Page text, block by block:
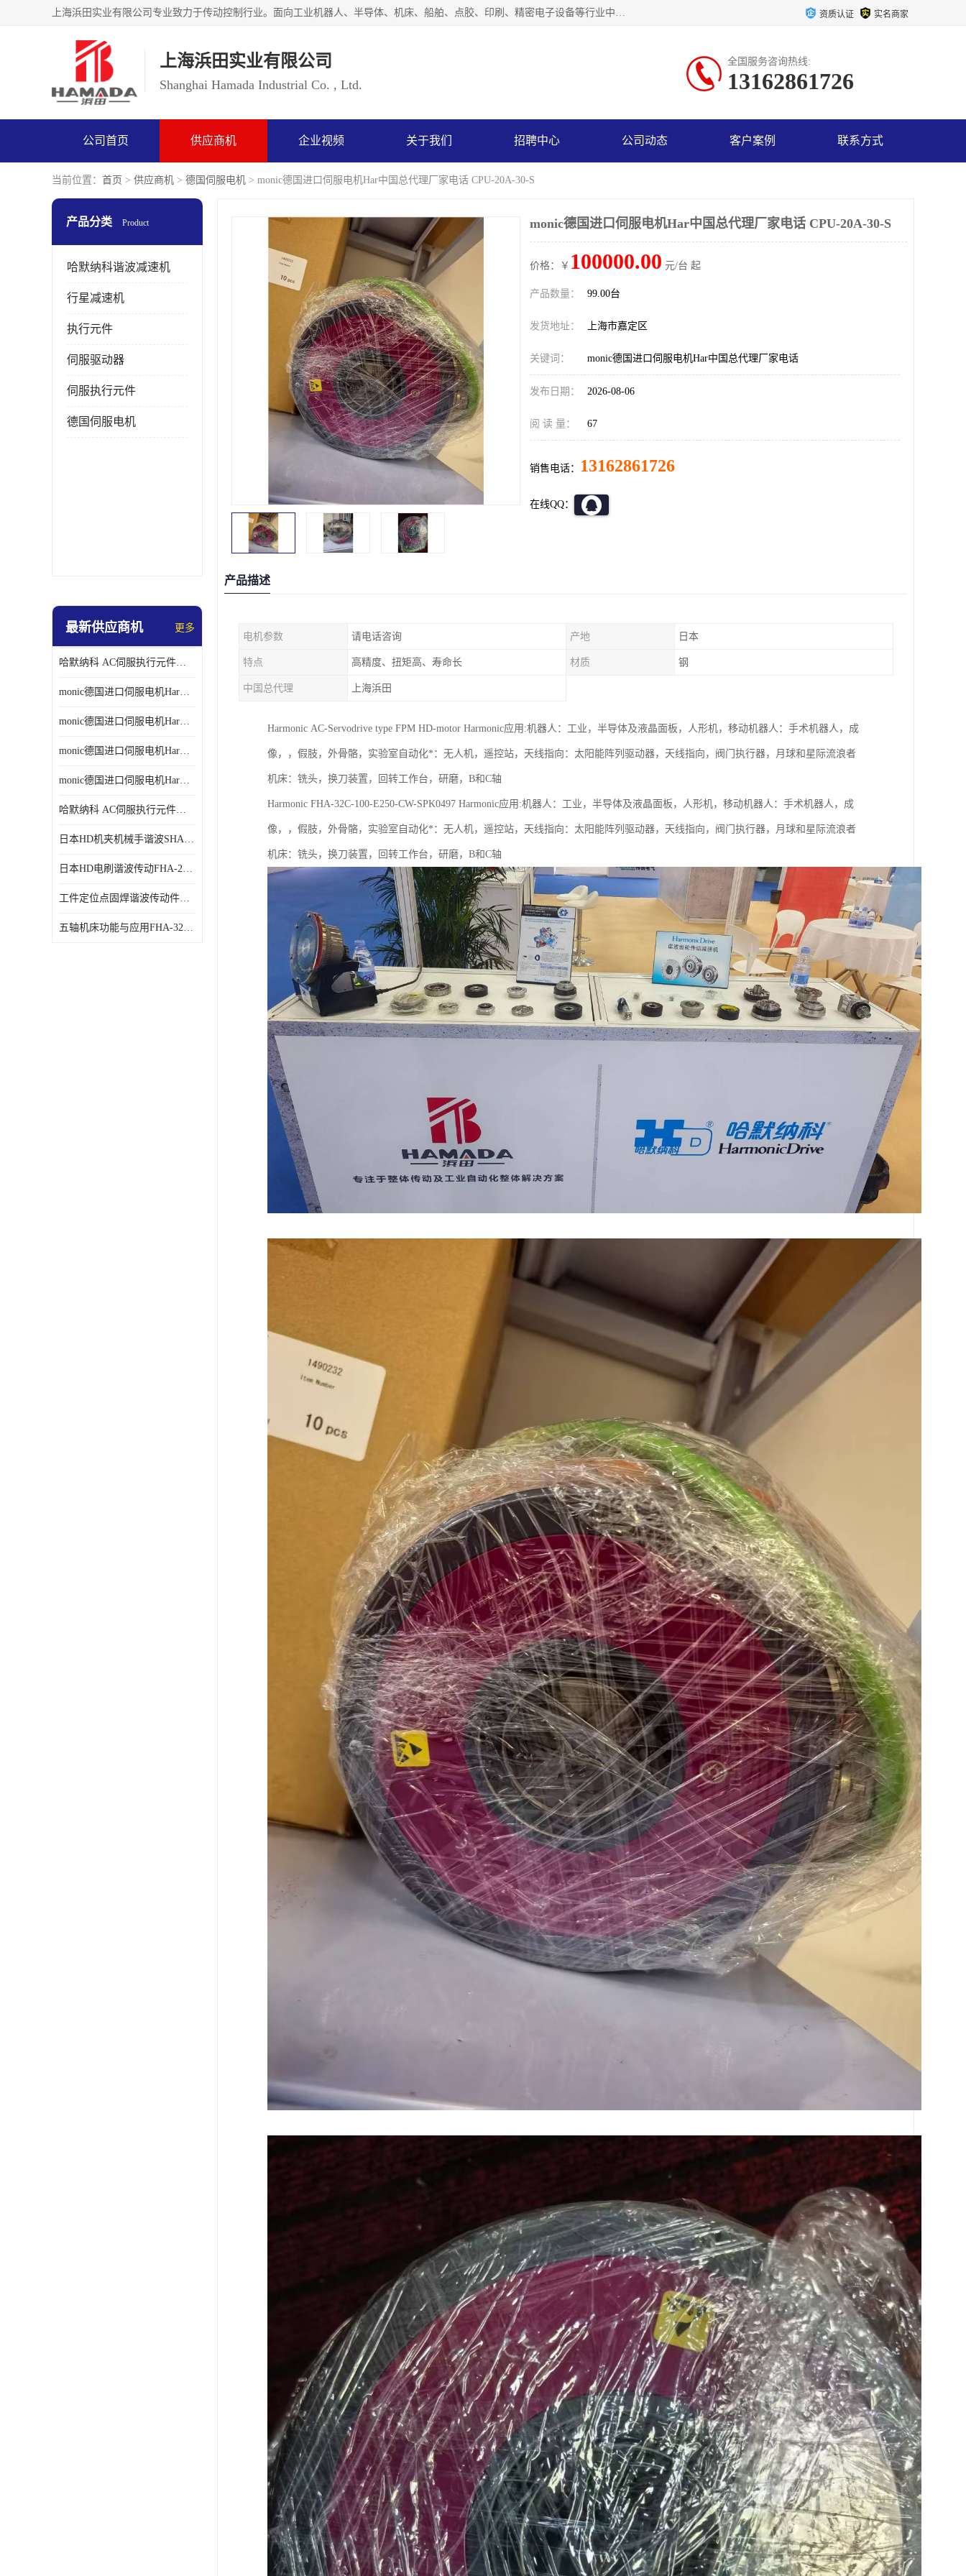
上海浜田实业有限公司专业致力于传动控制行业。面向工业机器人、半导体、机床、船舶、点胶、印刷、精密电子设备等行业中的运动控制技术。为日本哈默纳科（HarmonicDrive简称HD）中国地区定代理商，其生产的HarmonicDrive谐波减速机，具有轻量、小型、传动效率高、减速范围广、精度高等特点，被广泛应用于各种传动系统中。完善的技术，完善的售后，让您的选择无后顾之忧，欢迎您的来电洽谈！ 资质认证 实名商家
上海浜田实业有限公司
Shanghai Hamada Industrial Co. , Ltd.
全国服务咨询热线:
13162861726
公司首页 供应商机 企业视频 关于我们 招聘中心 公司动态 客户案例 联系方式
当前位置： 首页 > 供应商机 > 德国伺服电机 > monic德国进口伺服电机Har中国总代理厂家电话 CPU-20A-30-S
产品分类 Product
哈默纳科谐波减速机
行星减速机
执行元件
伺服驱动器
伺服执行元件
德国伺服电机
最新供应商机 更多
哈默纳科 AC伺服执行元件扁平型SHA系列 议价
monic德国进口伺服电机Har中国总代理单价
monic德国进口伺服电机Har中国总代理代理
monic德国进口伺服电机Har中国总代理公司
monic德国进口伺服电机Har中国总代理供应
哈默纳科 AC伺服执行元件扁平型SHA系列
日本HD机夹机械手谐波SHA32A120CG-B12B
日本HD电刷谐波传动FHA-25C-50-E250-C
工件定位点固焊谐波传动件哈默纳科CSF-45-100-2UH
五轴机床功能与应用FHA-32C-50-US250
monic德国进口伺服电机Har中国总代理厂家电话 CPU-20A-30-S
价格：￥ 100000.00 元/台 起
产品数量： 99.00台
发货地址： 上海市嘉定区
关键词： monic德国进口伺服电机Har中国总代理厂家电话
发布日期： 2026-08-06
阅 读 量： 67
销售电话： 13162861726
在线QQ：
产品描述
电机参数 请电话咨询 产地 日本
特点 高精度、扭矩高、寿命长 材质 钢
中国总代理 上海浜田
Harmonic AC-Servodrive type FPM HD-motor Harmonic应用:机器人：工业，半导体及液晶面板，人形机，移动机器人：手术机器人，成
像，，假肢，外骨骼，实验室自动化*：无人机，遥控站，天线指向：太阳能阵列驱动器，天线指向，阀门执行器，月球和星际流浪者
机床：铣头，换刀装置，回转工作台，研磨，B和C轴
Harmonic FHA-32C-100-E250-CW-SPK0497 Harmonic应用:机器人：工业，半导体及液晶面板，人形机，移动机器人：手术机器人，成
像，，假肢，外骨骼，实验室自动化*：无人机，遥控站，天线指向：太阳能阵列驱动器，天线指向，阀门执行器，月球和星际流浪者
机床：铣头，换刀装置，回转工作台，研磨，B和C轴